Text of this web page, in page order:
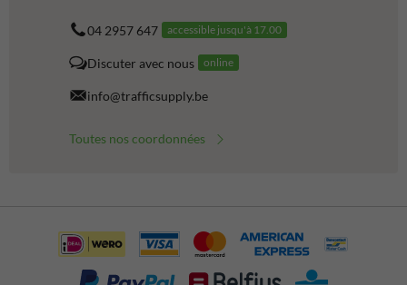
04 2957 647 accessible jusqu'à 17.00
Discuter avec nous online
info@trafficsupply.be
Toutes nos coordonnées